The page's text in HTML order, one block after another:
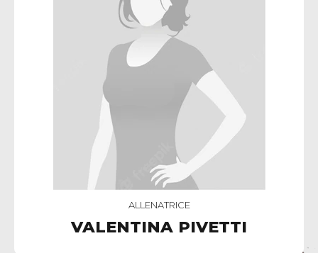
ALLENATRICE
VALENTINA PIVETTI